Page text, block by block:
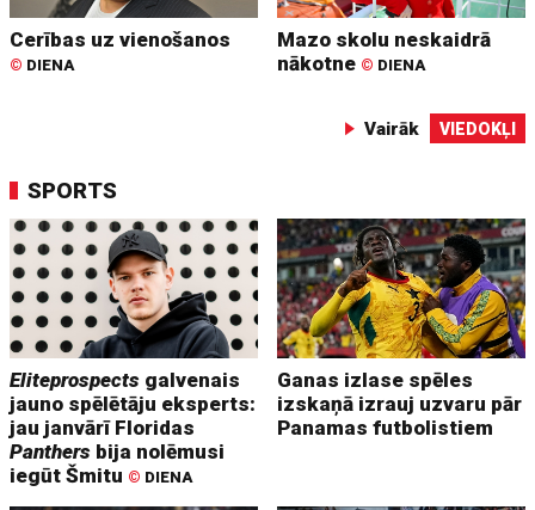
Cerības uz vienošanos
© DIENA
Mazo skolu neskaidrā
nākotne © DIENA
Vairāk VIEDOKĻI
SPORTS
Eliteprospects galvenais
jauno spēlētāju eksperts:
jau janvārī Floridas
Panthers bija nolēmusi
iegūt Šmitu © DIENA
Ganas izlase spēles
izskaņā izrauj uzvaru pār
Panamas futbolistiem